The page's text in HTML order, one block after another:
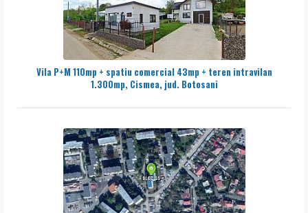
Vila P+M 110mp + spatiu comercial 43mp + teren intravilan
1.300mp, Cismea, jud. Botosani